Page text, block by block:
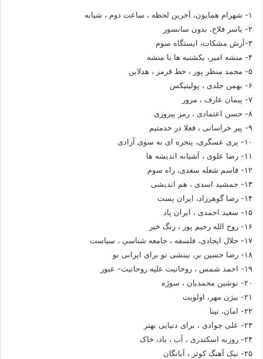
۱- شهرام همایون، آخرین لحظه ، ساعت دوم ، شبانه
۲- یاسر فلاح، بدون سانسور
۳-آرش مشکات، ایستگاه سوم
۴- منشه امیر، یکشنبه ها با منشه
۵- محمد منظر پور ، خط قرمز ، هدلاین
۶- بهمن جلدی ، پولیتیکس
۷- پیمان عارف ، مرور
۸- حسن اعتمادی ، رمز پیروزی
۹- پیر خراسانی ، فعلا در خدمتیم
۱۰- پری عسگری، پنجره ای به سوی آزادی
۱۱- رضا علوی ، آشیانه اندیشه ها
۱۲- قاسم شعله سعدی، راه سوم
۱۳- جمشید اسدی ، هم اندیشی
۱۴- رضا گوهرزاد، ایران پست
۱۵- سعید احمدی ، ایران پاد
۱۶- روح الله رحیم پور ، زنگ خبر
۱۷- جلال ایجادی، فلسفه ، جامعه شناسی ، سیاست
۱۸- رضا حسین بر، بینشی نو برای ایرانی نو
۱۹- احمد شمس ، روحانیت علیه روحانیت- عبور
۲۰- نوشین محمدیان ، سوژه
۲۱- بیژن مهر، اولویت
۲۲- امان، نینا
۲۳- علی جوادی ، برای دنیایی بهتر
۲۴- روزبه اسکندری ، آب ، باد، خاک
۲۵- نیک آهنگ کوثر ، آبانگان